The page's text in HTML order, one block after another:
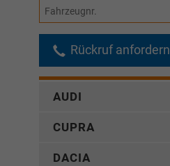
Fahrzeugnr.
Rückruf anfordern
AUDI
CUPRA
DACIA